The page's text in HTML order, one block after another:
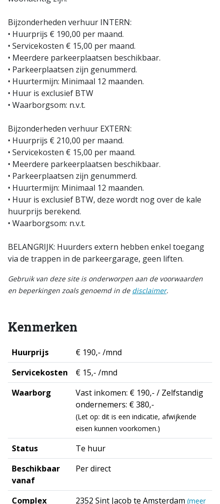
Bijzonderheden verhuur INTERN:
• Huurprijs € 190,00 per maand.
• Servicekosten € 15,00 per maand.
• Meerdere parkeerplaatsen beschikbaar.
• Parkeerplaatsen zijn genummerd.
• Huurtermijn: Minimaal 12 maanden.
• Huur is exclusief BTW
• Waarborgsom: n.v.t.
Bijzonderheden verhuur EXTERN:
• Huurprijs € 210,00 per maand.
• Servicekosten € 15,00 per maand.
• Meerdere parkeerplaatsen beschikbaar.
• Parkeerplaatsen zijn genummerd.
• Huurtermijn: Minimaal 12 maanden.
• Huur is exclusief BTW, deze wordt nog over de kale
huurprijs berekend.
• Waarborgsom: n.v.t.
BELANGRIJK: Huurders extern hebben enkel toegang
via de trappen in de parkeergarage, geen liften.
Gebruik van deze site is onderworpen aan de voorwaarden
en beperkingen zoals genoemd in de disclaimer.
Kenmerken
Huurprijs
€ 190,- /mnd
Servicekosten
€ 15,- /mnd
Waarborg
Vast inkomen: € 190,- / Zelfstandig
ondernemers: € 380,-
(Let op: dit is een indicatie, afwijkende
eisen kunnen voorkomen.)
Status
Te huur
Beschikbaar
vanaf
Per direct
Complex 2352 Sint Jacob te Amsterdam (meer